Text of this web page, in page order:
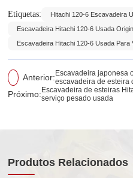
Etiquetas:
Hitachi 120-6 Escavadeira
Escavadeira Hitachi 120-6 Usada
Escavadeira Hitachi 120-6 Usada Para
Anterior: Escavadeira japonesa
escavadeira de esteira
Próximo: Escavadeira de esteiras
serviço pesado usada
Produtos Relacionados